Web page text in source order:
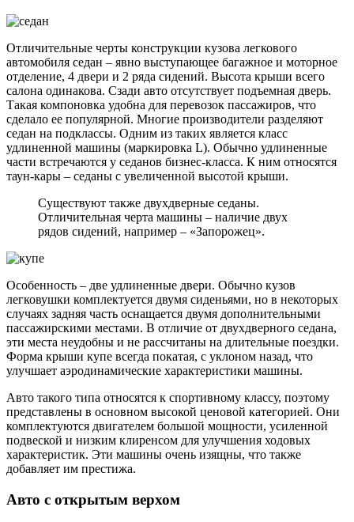
Отличительные черты конструкции кузова легкового
автомобиля седан – явно выступающее багажное и моторное
отделение, 4 двери и 2 ряда сидений. Высота крыши всего
салона одинакова. Сзади авто отсутствует подъемная дверь.
Такая компоновка удобна для перевозок пассажиров, что
сделало ее популярной. Многие производители разделяют
седан на подклассы. Одним из таких является класс
удлиненной машины (маркировка L). Обычно удлиненные
части встречаются у седанов бизнес-класса. К ним относятся
таун-кары – седаны с увеличенной высотой крыши.
Существуют также двухдверные седаны.
Отличительная черта машины – наличие двух
рядов сидений, например – «Запорожец».
Особенность – две удлиненные двери. Обычно кузов
легковушки комплектуется двумя сиденьями, но в некоторых
случаях задняя часть оснащается двумя дополнительными
пассажирскими местами. В отличие от двухдверного седана,
эти места неудобны и не рассчитаны на длительные поездки.
Форма крыши купе всегда покатая, с уклоном назад, что
улучшает аэродинамические характеристики машины.
Авто такого типа относятся к спортивному классу, поэтому
представлены в основном высокой ценовой категорией. Они
комплектуются двигателем большой мощности, усиленной
подвеской и низким клиренсом для улучшения ходовых
характеристик. Эти машины очень изящны, что также
добавляет им престижа.
Авто с открытым верхом